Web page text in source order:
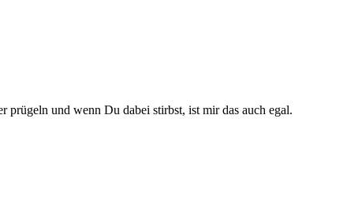
und wenn Du dabei stirbst, ist mir das auch egal.